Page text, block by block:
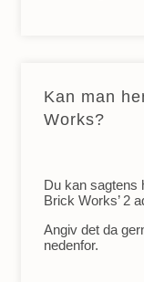
Kan man
Works?
Du kan sagtens
Brick Works’ 2
Angiv det da
nedenfor.